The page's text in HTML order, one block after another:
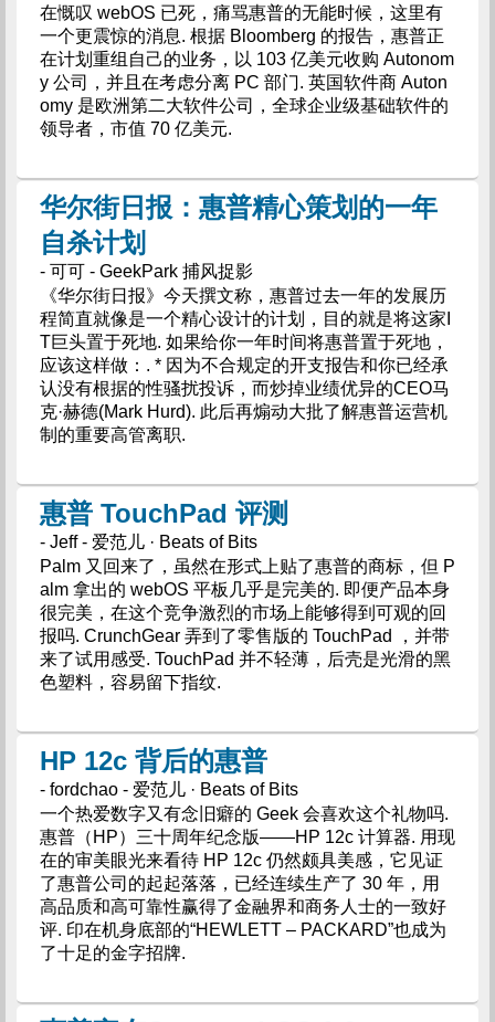
在慨叹 webOS 已死，痛骂惠普的无能时候，这里有
一个更震惊的消息. 根据 Bloomberg 的报告，惠普正
在计划重组自己的业务，以 103 亿美元收购 Autonom
y 公司，并且在考虑分离 PC 部门. 英国软件商 Auton
omy 是欧洲第二大软件公司，全球企业级基础软件的
领导者，市值 70 亿美元.
华尔街日报：惠普精心策划的一年
自杀计划
- 可可 - GeekPark 捕风捉影
《华尔街日报》今天撰文称，惠普过去一年的发展历
程简直就像是一个精心设计的计划，目的就是将这家I
T巨头置于死地. 如果给你一年时间将惠普置于死地，
应该这样做：. * 因为不合规定的开支报告和你已经承
认没有根据的性骚扰投诉，而炒掉业绩优异的CEO马
克·赫德(Mark Hurd). 此后再煽动大批了解惠普运营机
制的重要高管离职.
惠普 TouchPad 评测
- Jeff - 爱范儿 · Beats of Bits
Palm 又回来了，虽然在形式上贴了惠普的商标，但 P
alm 拿出的 webOS 平板几乎是完美的. 即便产品本身
很完美，在这个竞争激烈的市场上能够得到可观的回
报吗. CrunchGear 弄到了零售版的 TouchPad ，并带
来了试用感受. TouchPad 并不轻薄，后壳是光滑的黑
色塑料，容易留下指纹.
HP 12c 背后的惠普
- fordchao - 爱范儿 · Beats of Bits
一个热爱数字又有念旧癖的 Geek 会喜欢这个礼物吗.
惠普（HP）三十周年纪念版——HP 12c 计算器. 用现
在的审美眼光来看待 HP 12c 仍然颇具美感，它见证
了惠普公司的起起落落，已经连续生产了 30 年，用
高品质和高可靠性赢得了金融界和商务人士的一致好
评. 印在机身底部的“HEWLETT – PACKARD”也成为
了十足的金字招牌.